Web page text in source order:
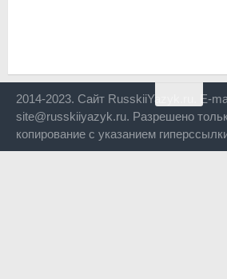
2014-2023. Сайт RusskiiYazyk.ru. E-
site@russkiiyazyk.ru. Разрешено
копирование с указанием